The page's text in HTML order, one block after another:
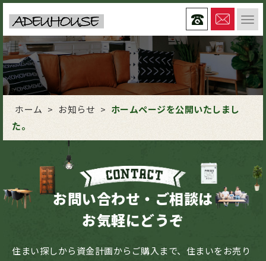
ホーム > お知らせ > ホームページを公開いたしまし
た。
お問い合わせ・ご相談は
お気軽にどうぞ
住まい探しから資金計画からご購入まで、住まいをお売り